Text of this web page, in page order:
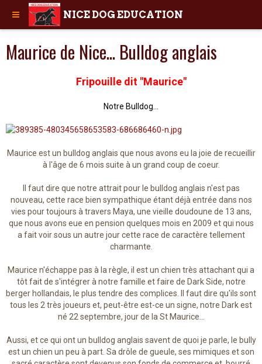
NICE DOG EDUCATION
Maurice de Nice... Bulldog anglais
Fripouille dit "Maurice"
Notre Bulldog...
Maurice est un bulldog anglais que nous avons eu la joie de recueillir
à l'âge de 6 mois suite à un grand coup de coeur.
Il faut dire que notre attrait pour le bulldog anglais n'est pas
nouveau, cette race bien sympathique étant déjà entrée dans nos
vies pour toujours à travers Maya, une vieille doudoune de 13 ans,
que nous avons eue en pension quelques mois en 2009 et qui nous
a fait voir sous un autre jour cette race de caractère tellement
charmante.
Maurice n'échappe pas à la règle, il est un chien très attachant qui a
tôt fait de s'intégrer à notre famille et faire de Dark Side, notre
berger hollandais, le plus tendre des complices. Il faut dire qu'ils sont
tous les 2 très joueurs et, peut-être est-ce un signe, notre Dark est
né 22 septembre, jour de la St Maurice...
Aussi, et ce qui ont un bulldog anglais savent de quoi je parle, le bully
est un chien un peu à part. Sa drôle de gueule, ses mimiques et son